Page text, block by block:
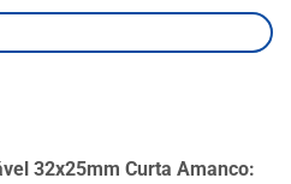
32x25mm Curta Amanco: